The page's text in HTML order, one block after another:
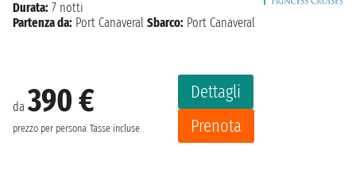
da390 €
prezzo per persona Tasse incluse
Dettagli
Prenota
Durata: 7 notti
Partenza da: Port Canaveral Sbarco: Port Canaveral